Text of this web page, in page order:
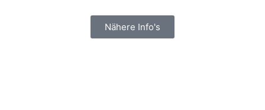
Nähere Info's